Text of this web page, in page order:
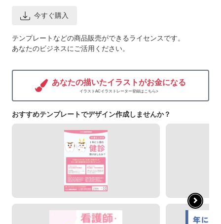
今すぐ購入
テンプレートなどの商品販売ができるライセンスです。
あなたのビジネスにご活用ください。
あなたの描いたイラストがお金になる
イラストACイラストレーター登録はこちら>
おすすめテンプレートでデザイン作成しませんか？